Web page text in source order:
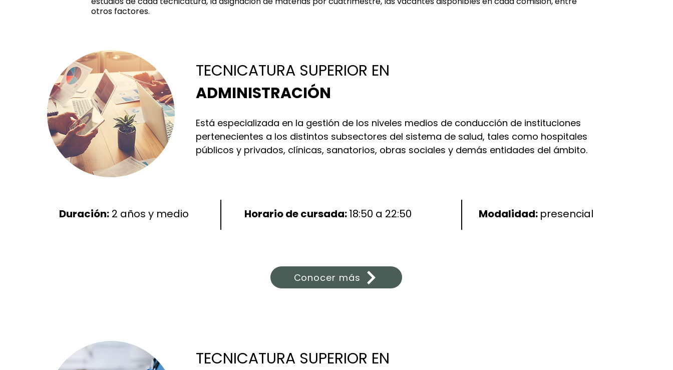
otros factores.
TECNICATURA SUPERIOR EN
ADMINISTRACIÓN
Está especializada en la gestión de los niveles medios de conducción de instituciones
pertenecientes a los distintos subsectores del sistema de salud, tales como hospitales
públicos y privados, clínicas, sanatorios, obras sociales y demás entidades del ámbito.
Duración: 2 años y medio Horario de cursada:18:50 a 22:50 Modalidad: presencial
Conocer más
TECNICATURA SUPERIOR EN